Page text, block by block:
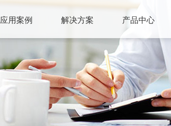
应用案例 解决方案 产品中心